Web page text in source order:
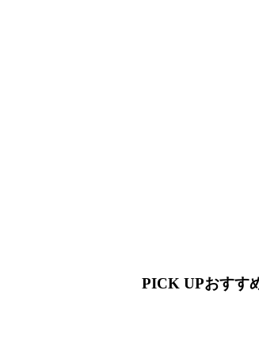
PICK UPおすす